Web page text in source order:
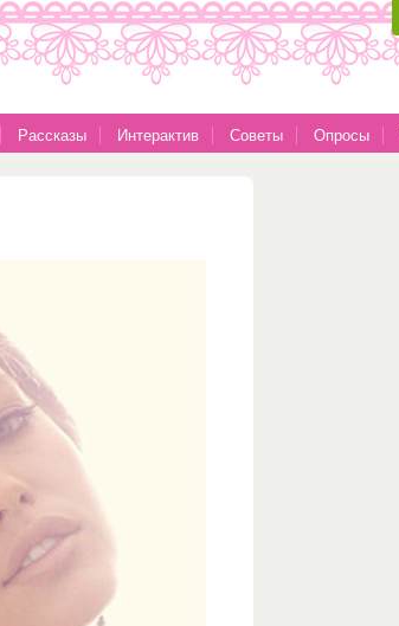
Рассказы Интерактив Советы Опросы